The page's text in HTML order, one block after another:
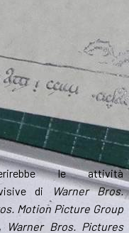
le attività
di
Warner Bros.
Motion Picture Group
Warner Bros. Pictures